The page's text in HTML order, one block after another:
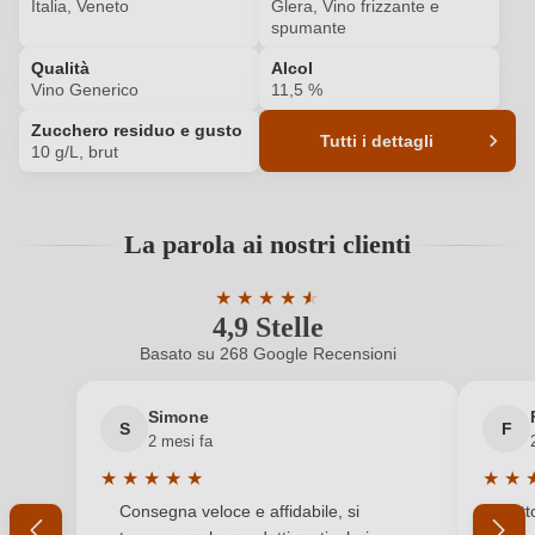
ACCEDI
Italia, Veneto
Glera, Vino frizzante e
spumante
Qualità
Vino Generico
Alcol
11,5 %
Zucchero residuo e gusto
10 g/L, brut
Tutti i dettagli
Contenuto di alcol
0,75 L
Indirizzo del
Tenuta Baron di Baron Domenico, San Pio X 17,
La parola ai nostri clienti
4,9 Stelle
★ ★ ★ ★ ★
★
Valutazione media di 4.9 su 5 stelle
Basato su 268 Google Recensioni
S
Simone
2 mesi fa
★ ★ ★ ★ ★
Valutazione media di 5 su 5 stelle
Consegna veloce e affidabile, si
F
★ ★